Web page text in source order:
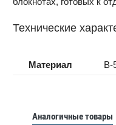
Технические
Материал B-
Аналогичные товары